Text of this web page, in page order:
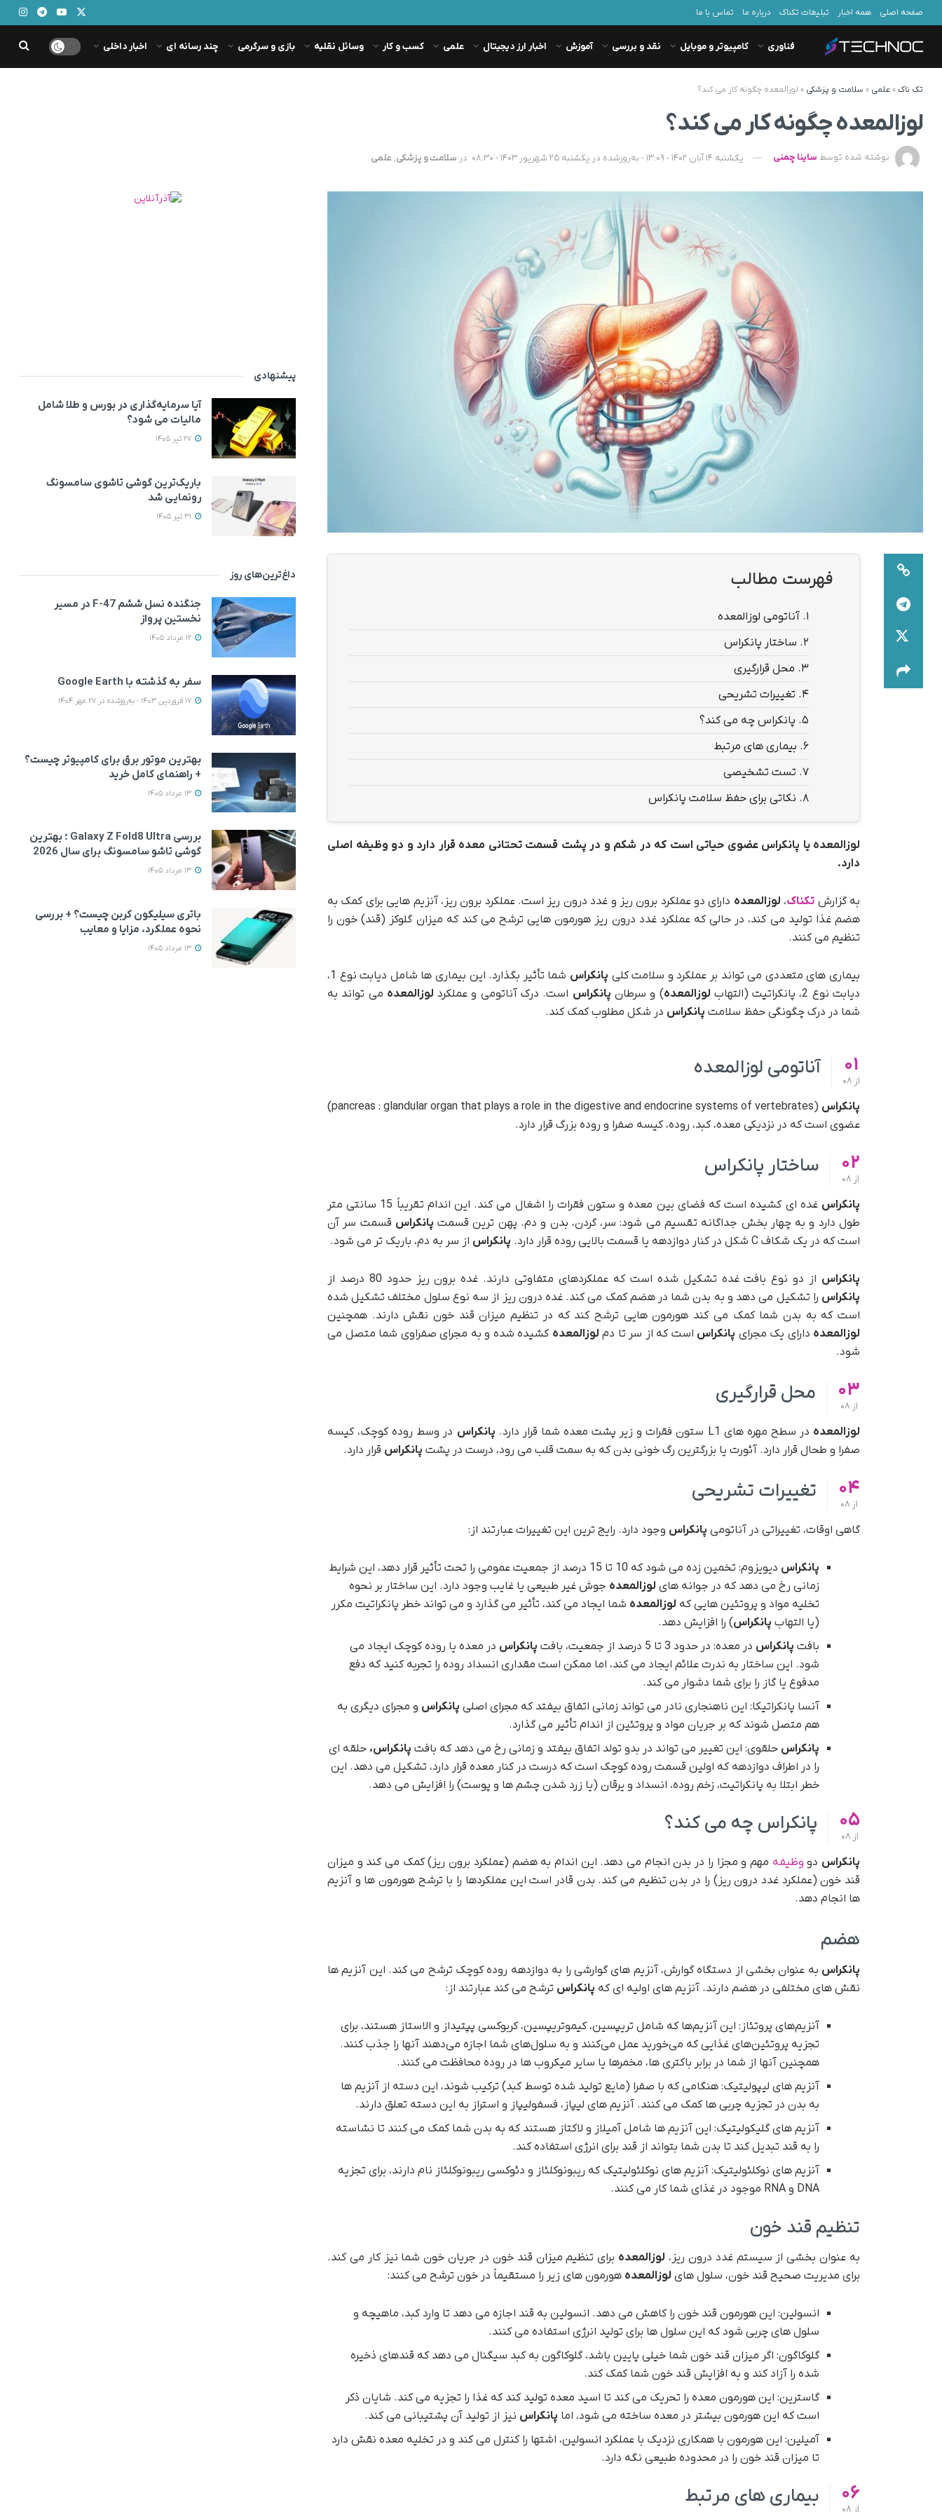
صفحه اصلی همه اخبار تبلیغات تکناک درباره ما تماس با ما
فناوری کامپیوتر و موبایل نقد و بررسی آموزش اخبار ارز دیجیتال علمی کسب و کار وسائل نقلیه بازی و سرگرمی چند رسانه ای اخبار داخلی
تک ناک» علمی » سلامت و پزشکی » لوزالمعده چگونه کار می کند؟
لوزالمعده چگونه کار می کند؟
نوشته شده توسط ساینا چمنی یکشنبه 14 آبان 1402 - 13:09 - به‌روزشده در یکشنبه 25 شهریور 1403 - 08:30 در سلامت و پزشکی, علمی
فهرست مطالب
1. آناتومی لوزالمعده
2. ساختار پانکراس
3. محل قرارگیری
4. تغییرات تشریحی
5. پانکراس چه می کند؟
6. بیماری های مرتبط
7. تست تشخیصی
8. نکاتی برای حفظ سلامت پانکراس
لوزالمعده یا پانکراس عضوی حیاتی است که در شکم و در پشت قسمت تحتانی معده قرار دارد و دو وظیفه اصلی
دارد.
به گزارش تکناک، لوزالمعده دارای دو عملکرد برون ریز و غدد درون ریز است. عملکرد برون ریز، آنزیم هایی برای کمک به
هضم غذا تولید می کند، در حالی که عملکرد غدد درون ریز هورمون هایی ترشح می کند که میزان گلوکز (قند) خون را
تنظیم می کنند.
بیماری های متعددی می تواند بر عملکرد و سلامت کلی پانکراس
شما تأثیر بگذارد. این بیماری ها شامل دیابت نوع 1،
دیابت نوع 2، پانکراتیت (التهاب
لوزالمعده) و سرطان پانکراس است. درک آناتومی و عملکرد لوزالمعده می تواند به
شما در درک چگونگی حفظ سلامت پانکراس در شکل مطلوب کمک کند.
01
از
آناتومی لوزالمعده
پانکراس
(pancreas : glandular organ that plays a role in the digestive and endocrine systems of vertebrates)
عضوی است که در نزدیکی معده، کبد، روده، کیسه صفرا و روده بزرگ قرار دارد.
02
از
ساختار پانکراس
پانکراس
غده ای کشیده است که فضای بین معده و ستون فقرات را اشغال می کند. این اندام تقریباً 15 سانتی متر
طول دارد و به چهار بخش جداگانه تقسیم می شود: سر، گردن، بدن و دم. پهن ترین قسمت پانکراس قسمت سر آن
است که در یک شکاف C شکل در کنار دوازدهه یا قسمت بالایی روده قرار دارد.
پانکراس از سر به دم، باریک تر می شود.
پانکراس از دو نوع بافت غده تشکیل شده است که عملکردهای متفاوتی دارند. غده برون ریز حدود 80 درصد از
پانکراس را تشکیل می دهد و به بدن شما در هضم کمک می کند. غده درون ریز از سه نوع سلول مختلف تشکیل شده
است که به بدن شما کمک می کند هورمون هایی ترشح کند که در تنظیم میزان قند خون نقش دارند. همچنین
لوزالمعده دارای یک مجرای پانکراس است که از سر تا دم لوزالمعده کشیده شده و به مجرای صفراوی شما متصل می
شود.
03
از
محل قرارگیری
لوزالمعده در سطح مهره های L1 ستون فقرات و زیر پشت معده شما قرار دارد. پانکراس در وسط روده کوچک، کیسه
صفرا و طحال قرار دارد. آئورت یا بزرگترین رگ خونی بدن که به سمت قلب می رود، درست در پشت پانکراس قرار دارد.
04
از
تغییرات تشریحی
گاهی اوقات، تغییراتی در آناتومی پانکراس وجود دارد. رایج ترین این تغییرات عبارتند از:
پانکراس
دیویزوم: تخمین زده می شود که 10 تا 15 درصد از جمعیت عمومی را تحت تأثیر قرار دهد، این شرایط
زمانی رخ می دهد که در جوانه های لوزالمعده جوش غیر طبیعی یا غایب وجود دارد. این ساختار بر نحوه
تخلیه مواد و پروتئین هایی که لوزالمعده شما ایجاد می کند، تأثیر می گذارد و می تواند خطر پانکراتیت مکرر
(یا التهاب پانکراس) را افزایش دهد.
بافت پانکراس در معده: در حدود 3 تا 5 درصد از جمعیت، بافت پانکراس در معده یا روده کوچک ایجاد می
شود. این ساختار به ندرت علائم ایجاد می کند، اما ممکن است مقداری انسداد روده را تجربه کنید که دفع
مدفوع یا گاز را برای شما دشوار می کند.
آنسا پانکراتیکا: این ناهنجاری نادر می تواند زمانی اتفاق بیفتد که مجرای اصلی پانکراس و مجرای دیگری به
هم متصل شوند که بر جریان مواد و پروتئین از اندام تأثیر می گذارد.
پانکراس حلقوی: این تغییر می تواند در بدو تولد اتفاق بیفتد و زمانی رخ می دهد که بافت پانکراس، حلقه ای
را در اطراف دوازدهه که اولین قسمت روده کوچک است که درست در کنار معده قرار دارد،‌ تشکیل می دهد. این
خطر ابتلا به پانکراتیت، زخم روده، انسداد و یرقان (یا زرد شدن چشم ها و پوست) را افزایش می دهد.
05
از
پانکراس چه می کند؟
پانکراس دو وظیفه مهم و مجزا را در بدن انجام می دهد. این اندام به هضم (عملکرد برون ریز) کمک می کند و میزان
قند خون (عملکرد غدد درون ریز) را در بدن تنظیم می کند. بدن قادر است این عملکردها را با ترشح هورمون ها و آنزیم
ها انجام دهد.
هضم
پانکراس به عنوان بخشی از دستگاه گوارش، آنزیم های گوارشی را به دوازدهه روده کوچک ترشح می کند. این آنزیم ها
نقش های مختلفی در هضم دارند. آنزیم های اولیه ای که پانکراس ترشح می کند عبارتند از:
آنزیم‌های پروتئاز: این آنزیم‌ها که شامل تریپسین، کیموتریپسین، کربوکسی پپتیداز و الاستاز هستند، برای
تجزیه پروتئین‌های غذایی که می‌خورید عمل می‌کنند و به سلول‌های شما اجازه می‌دهند آنها را جذب کنند.
همچنین آنها از شما در برابر باکتری ها، مخمرها یا سایر میکروب ها در روده محافظت می کنند.
آنزیم های لیپولیتیک: هنگامی که با صفرا (مایع تولید شده توسط کبد) ترکیب شوند، این دسته از آنزیم ها
به بدن در تجزیه چربی ها کمک می کنند. آنزیم های لیپاز، فسفولیپاز و استراز به این دسته تعلق دارند.
آنزیم های گلیکولیتیک: این آنزیم ها شامل آمیلاز و لاکتاز هستند که به بدن شما کمک می کنند تا نشاسته
را به قند تبدیل کند تا بدن شما بتواند از قند برای انرژی استفاده کند.
آنزیم های نوکلئولیتیک: آنزیم های نوکلئولیتیک که ریبونوکلئاز و دئوکسی ریبونوکلئاز نام دارند،‌ برای تجزیه
DNA و RNA موجود در غذای شما کار می کنند.
تنظیم قند خون
به عنوان بخشی از سیستم غدد درون ریز، لوزالمعده برای تنظیم میزان قند خون در جریان خون شما نیز کار می کند.
برای مدیریت صحیح قند خون، سلول های لوزالمعده هورمون های زیر را مستقیماً در خون ترشح می کنند:
انسولین: این هورمون قند خون را کاهش می دهد. انسولین به قند اجازه می دهد تا وارد کبد، ماهیچه و
سلول های چربی شود که این سلول ها برای تولید انرژی استفاده می کنند.
گلوکاگون: اگر میزان قند خون شما خیلی پایین باشد، گلوکاگون به کبد سیگنال می دهد که قندهای ذخیره
شده را آزاد کند و به افزایش قند خون شما کمک کند.
گاسترین: این هورمون معده را تحریک می کند تا اسید معده تولید کند که غذا را تجزیه می کند. شایان ذکر
است که این هورمون بیشتر در معده ساخته می شود، اما پانکراس نیز از تولید آن پشتیبانی می کند.
آمیلین: این هورمون با همکاری نزدیک با عملکرد انسولین، اشتها را کنترل می کند و در تخلیه معده نقش دارد
تا میزان قند خون را در محدوده طبیعی نگه دارد.
06 بیماری های مرتبط
پیشنهادی
آیا سرمایه‌گذاری در بورس و طلا شامل
مالیات می شود؟
باریک‌ترین گوشی تاشوی سامسونگ
رونمایی شد
داغ‌ترین‌های روز
جنگنده نسل ششم F-47 در مسیر
نخستین پرواز
سفر به گذشته با Google Earth
بهترین موتور برق برای کامپیوتر چیست؟
+ راهنمای کامل خرید
بررسی Galaxy Z Fold8 Ultra ؛ بهترین
گوشی تاشو سامسونگ برای سال 2026
باتری سیلیکون کربن چیست؟ + بررسی
نحوه عملکرد، مزایا و معایب